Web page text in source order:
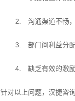
2. 沟通渠道不畅
3. 部门间利益分
4. 缺乏有效的激
针对以上问题，汉捷咨